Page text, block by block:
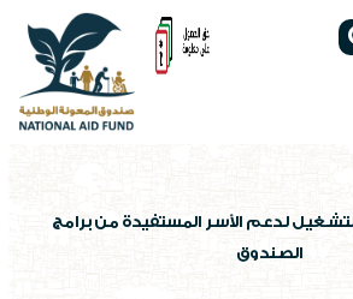
لدعم الأسر المستفيدة من برامج
الصندوق